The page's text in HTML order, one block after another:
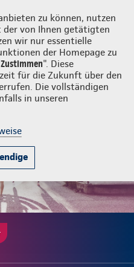
zu können, nutzen
der von Ihnen getätigten
wir nur essentielle
der Homepage zu
Zustimmen". Diese
für die Zukunft über den
Die vollständigen
in unseren
Login
Wissenswertes Beratung &